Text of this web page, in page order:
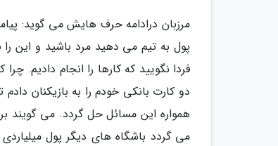
مرزبان درادامه حرف هایش می گوید:
پول به تیم می دهید مرد باشید و این
فردا نگویید که کارها را انجام دادیم.
دو کارت بانکی خودم را به بازیکنان